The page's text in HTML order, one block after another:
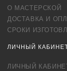
О МАСТЕРСКОЙ
ДОСТАВКА И
СРОКИ
ЛИЧНЫЙ
ЛИЧНЫЙ